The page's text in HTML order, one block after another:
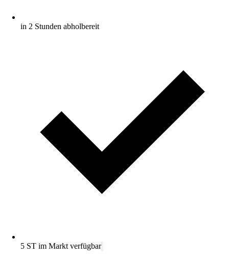
in 2 Stunden abholbereit
5 ST im Markt verfügbar